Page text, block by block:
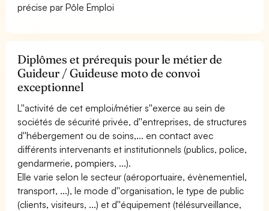
précise par Pôle Emploi
Diplômes et prérequis pour le métier de
Guideur / Guideuse moto de convoi
exceptionnel
L''activité de cet emploi/métier s''exerce au sein de
sociétés de sécurité privée, d''entreprises, de structures
d''hébergement ou de soins,... en contact avec
différents intervenants et institutionnels (publics, police,
gendarmerie, pompiers, ...).
Elle varie selon le secteur (aéroportuaire, évènementiel,
transport, ...), le mode d''organisation, le type de public
(clients, visiteurs, ...) et d''équipement (télésurveillance,